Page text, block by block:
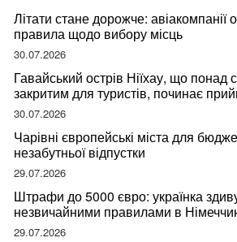
Літати стане дорожче: авіакомпанії
правила щодо вибору місць
30.07.2026
Гавайський острів Ніїхау, що понад
закритим для туристів, починає
відвідувачів
30.07.2026
Чарівні європейські міста для
незабутньої відпустки
29.07.2026
Штрафи до 5000 євро: українка
незвичайними правилами в
правдою
29.07.2026